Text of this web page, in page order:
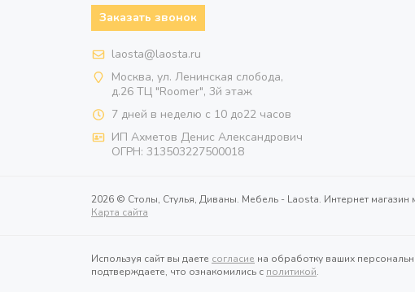
Заказать звонок
laosta@laosta.ru
Москва, ул. Ленинская слобода,
д.26 ТЦ "Roomer", 3й этаж
7 дней в неделю с 10 до22 часов
ИП Ахметов Денис Александрович
ОГРН: 313503227500018
2026 © Столы, Стулья, Диваны. Мебель - Laosta. Интернет магазин
Карта сайта
Используя сайт вы даете согласие на обработку ваших
подтверждаете, что ознакомились с политикой.